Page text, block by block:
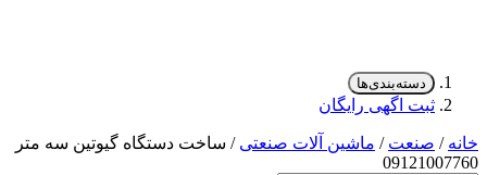
دسته‌بندی‌ها
ثبت اگهی رایگان
/صنعت/ماشین آلات صنعتی/ ساخت دستگاه گیوتین سه متر